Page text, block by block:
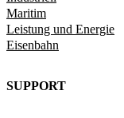
Maritim
Leistung und Energie
Eisenbahn
SUPPORT